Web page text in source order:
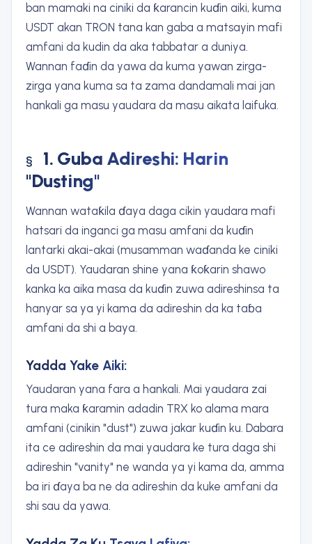
ban mamaki na ciniki da ƙarancin kuɗin aiki, kuma
USDT akan TRON tana kan gaba a matsayin mafi
amfani da kudin da aka tabbatar a duniya.
Wannan faɗin da yawa da kuma yawan zirga-
zirga yana kuma sa ta zama dandamali mai jan
hankali ga masu yaudara da masu aikata laifuka.
1. Guba Adireshi: Harin
"Dusting"
Wannan wataƙila ɗaya daga cikin yaudara mafi
hatsari da inganci ga masu amfani da kuɗin
lantarki akai-akai (musamman waɗanda ke ciniki
da USDT). Yaudaran shine yana ƙoƙarin shawo
kanka ka aika masa da kuɗin zuwa adireshinsa ta
hanyar sa ya yi kama da adireshin da ka taɓa
amfani da shi a baya.
Yadda Yake Aiki:
Yaudaran yana fara a hankali. Mai yaudara zai
tura maka ƙaramin adadin TRX ko alama mara
amfani (cinikin "dust") zuwa jakar kuɗin ku. Dabara
ita ce adireshin da mai yaudara ke tura daga shi
adireshin "vanity" ne wanda ya yi kama da, amma
ba iri ɗaya ba ne da adireshin da kuke amfani da
shi sau da yawa.